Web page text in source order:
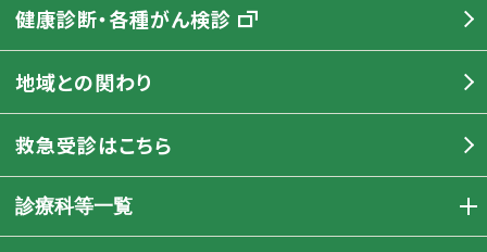
健康診断・各種がん検診
地域との関わり
救急受診はこちら
診療科等一覧